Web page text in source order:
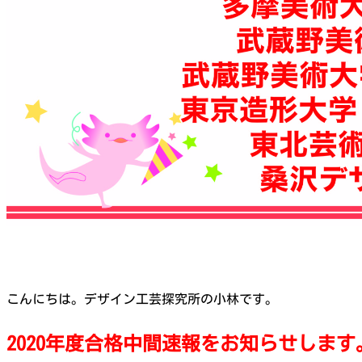
こんにちは。デザイン工芸探究所の小林です。
2020年度合格中間速報をお知らせします